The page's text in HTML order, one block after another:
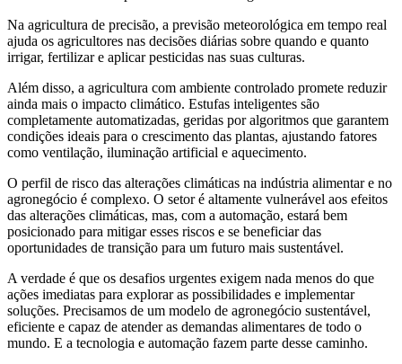
Na agricultura de precisão, a previsão meteorológica em tempo real
ajuda os agricultores nas decisões diárias sobre quando e quanto
irrigar, fertilizar e aplicar pesticidas nas suas culturas.
Além disso, a agricultura com ambiente controlado promete reduzir
ainda mais o impacto climático. Estufas inteligentes são
completamente automatizadas, geridas por algoritmos que garantem
condições ideais para o crescimento das plantas, ajustando fatores
como ventilação, iluminação artificial e aquecimento.
O perfil de risco das alterações climáticas na indústria alimentar e no
agronegócio é complexo. O setor é altamente vulnerável aos efeitos
das alterações climáticas, mas, com a automação, estará bem
posicionado para mitigar esses riscos e se beneficiar das
oportunidades de transição para um futuro mais sustentável.
A verdade é que os desafios urgentes exigem nada menos do que
ações imediatas para explorar as possibilidades e implementar
soluções. Precisamos de um modelo de agronegócio sustentável,
eficiente e capaz de atender as demandas alimentares de todo o
mundo. E a tecnologia e automação fazem parte desse caminho.